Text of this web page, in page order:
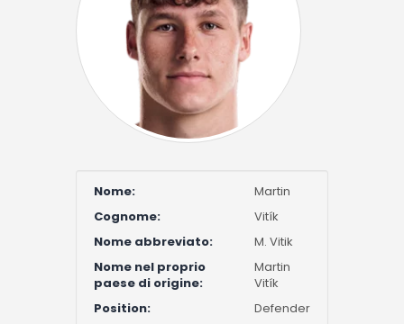
Serie A
Nome:
Martin
Cognome:
Vitík
Nome abbreviato:
M. Vitik
Nome nel proprio
paese di origine:
Martin
Vitík
Position:
Defender